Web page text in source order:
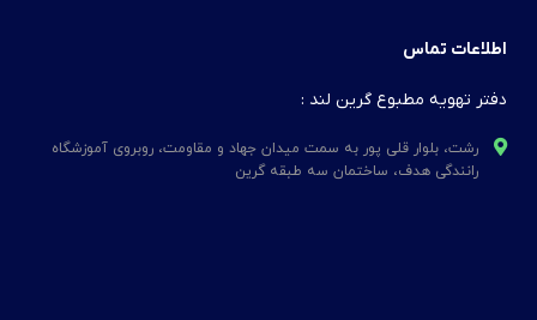
اطلاعات تماس
دفتر تهویه مطبوع گرین لند :
رشت، بلوار قلی پور به سمت میدان جهاد و مقاومت، روبروی آموزشگاه
رانندگی هدف، ساختمان سه طبقه گرین